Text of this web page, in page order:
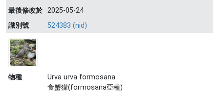
最後修改於 2025-05-24
識別號
524383 (nid)
物種
Urva urva formosana
食蟹獴(formosana亞種)